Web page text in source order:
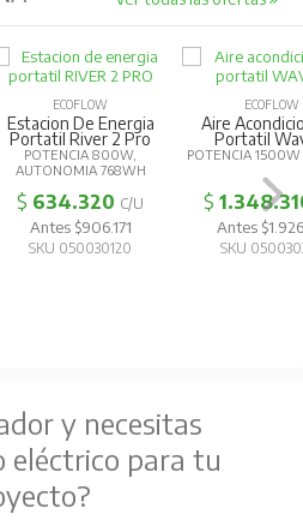
ECOFLOW
Estacion De Energia
Portatil River 2 Pro
POTENCIA 800W,
AUTONOMIA 768WH
$ 634.320 C/U
Antes $906.171
SKU 050030120
ECOFLOW
Aire
Portatil
POTENCIA
$
Antes
SKU
y necesitas
eléctrico para tu